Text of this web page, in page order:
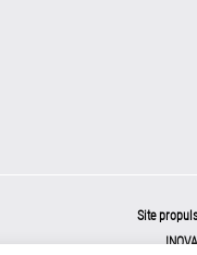
Site